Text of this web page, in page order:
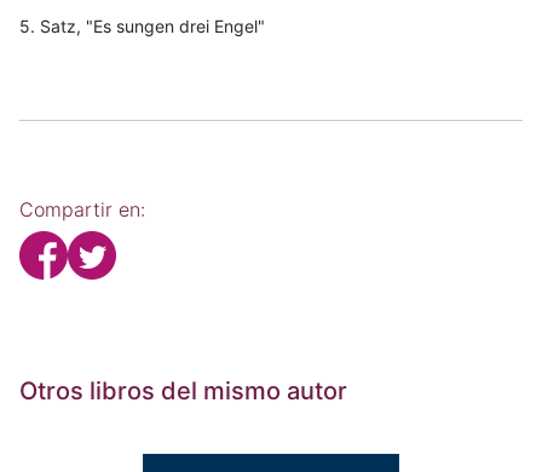
5. Satz, "Es sungen drei Engel"
Compartir en:
Otros libros del mismo autor